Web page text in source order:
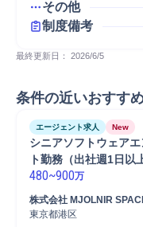
その他
制度備考
最終更新日： 2026/6/5
条件の近いおすす
エージェント求人 New
シニアソフトウェア
ト勤務（出社週1日以
480~900万
株式会社 MJOLNIR
東京都港区